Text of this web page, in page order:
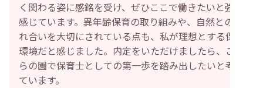
く関わる姿に感銘を受け、ぜひここで働きたいと強く
感じています。異年齢保育の取り組みや、自然との触
れ合いを大切にされている点も、私が理想とする保育
環境だと感じました。内定をいただけましたら、こち
らの園で保育士としての第一歩を踏み出したいと考え
ています。